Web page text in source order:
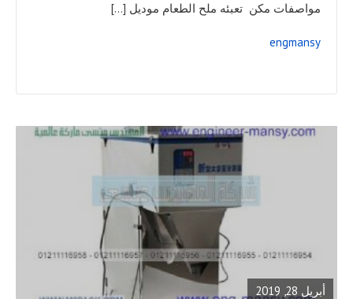
مواصفات مكن تعبئه ملح الطعام موديل […]
engmansy
أبريل 28, 2019
READ
FULL
POST